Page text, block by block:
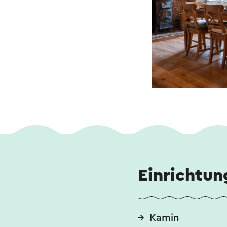
Kamin